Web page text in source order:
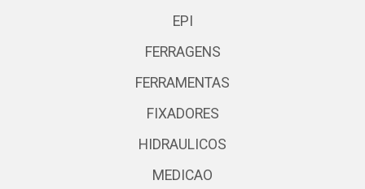
EPI
FERRAGENS
FERRAMENTAS
FIXADORES
HIDRAULICOS
MEDICAO